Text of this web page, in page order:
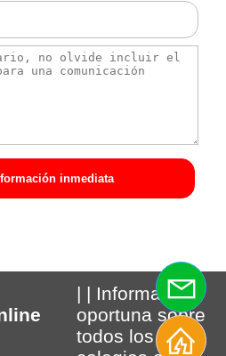
inmediata
| | Información
oportuna sobre
todos los